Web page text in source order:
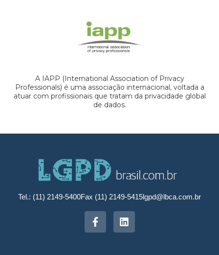
A IAPP (International Association of Privacy
Professionals) é uma associação internacional, voltada a
atuar com profissionais que tratam da privacidade global
de dados.
Tel.: (11) 2149-5400Fax (11) 2149-5415lgpd@lbca.com.br